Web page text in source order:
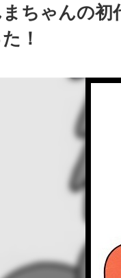
まちゃんの初
！